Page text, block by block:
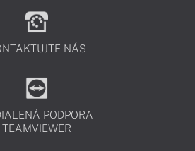
NÁS
PODPORA
TEAMVIEWER